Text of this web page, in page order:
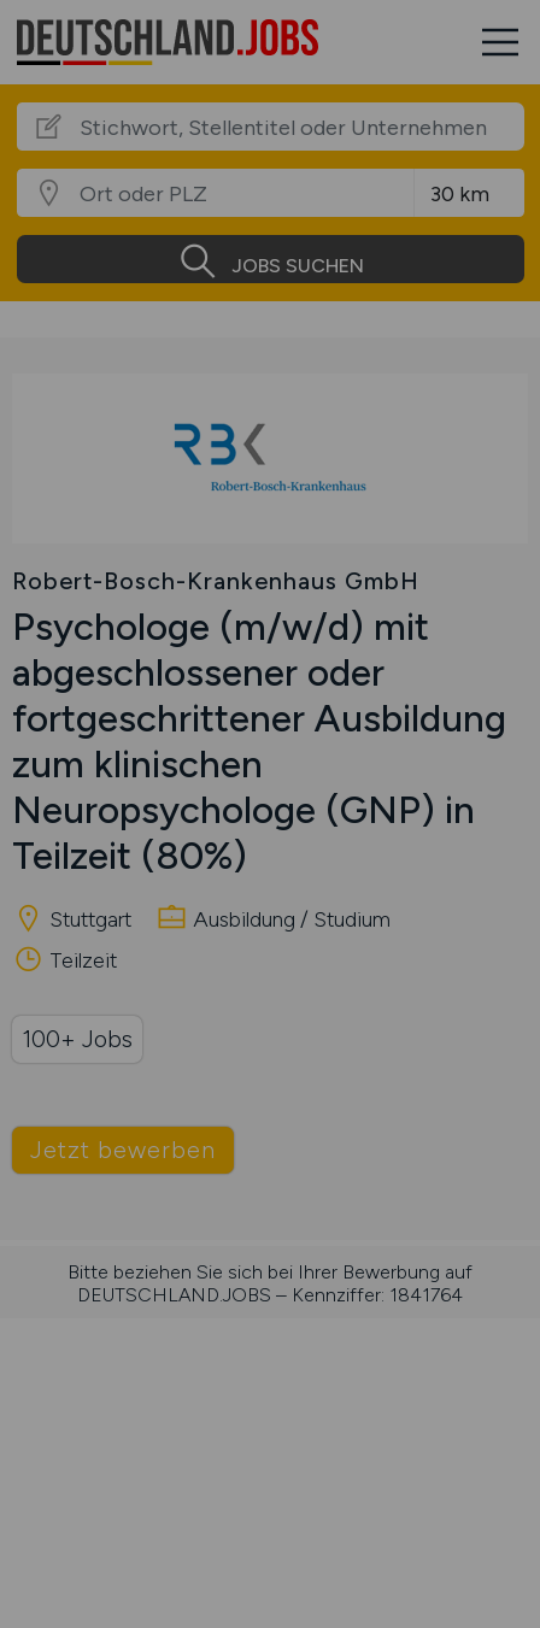
JOBS SUCHEN
Robert-Bosch-Krankenhaus GmbH
Psychologe (m/w/d) mit
abgeschlossener oder
fortgeschrittener Ausbildung
zum klinischen
Neuropsychologe (GNP) in
Teilzeit (80%)
Stuttgart
Ausbildung / Studium
Teilzeit
Jetzt bewerben
100+ Jobs
Bitte beziehen Sie sich bei Ihrer Bewerbung auf
DEUTSCHLAND.JOBS – Kennziffer: 1841764